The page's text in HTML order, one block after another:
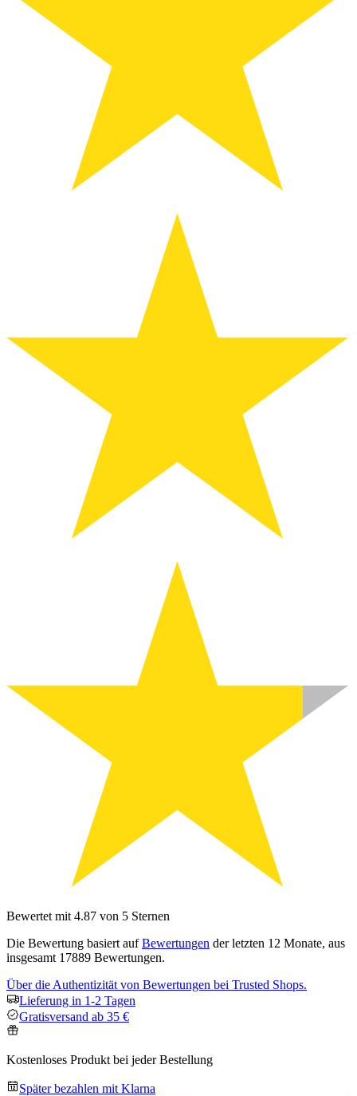
Bewertet mit 4.87 von 5 Sternen
Die Bewertung basiert aufBewertungen der letzten 12 Monate, aus
insgesamt 17889 Bewertungen.
Über die Authentizität von Bewertungen bei Trusted Shops.
Lieferung in 1-2 Tagen
Gratisversand ab 35 €
Kostenloses Produkt bei jeder Bestellung
Später bezahlen mit Klarna